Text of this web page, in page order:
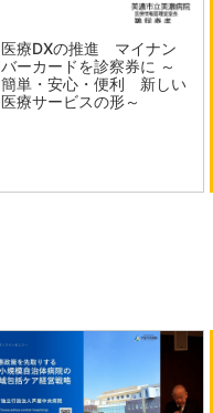
医療DXの推進 マイナン
バーカードを診察券に ～
簡単・安心・便利 新しい
医療サービスの形～